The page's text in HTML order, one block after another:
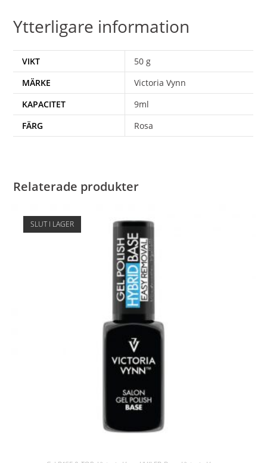
Ytterligare information
VIKT
50 g
MÄRKE
Victoria Vynn
KAPACITET
9ml
FÄRG
Rosa
Relaterade produkter
SLUT I LAGER